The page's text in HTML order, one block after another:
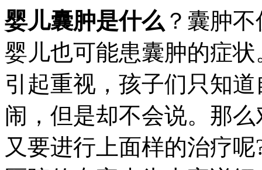
婴儿囊肿是什么 ？囊肿
婴儿也可能患囊肿的症
引起重视，孩子们只知
闹，但是却不会说。那
又要进行上面样的治疗